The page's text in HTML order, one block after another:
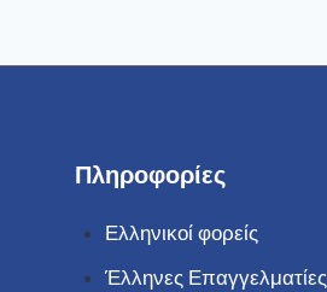
Πληροφορίες
Ελληνικοί φορείς
Έλληνες Επαγγελματίες